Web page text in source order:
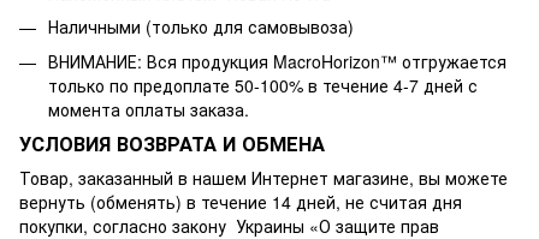
Наличными (только для самовывоза)
ВНИМАНИЕ: Вся продукция MacroHorizon™ отгружается
только по предоплате 50-100% в течение 4-7 дней с
момента оплаты заказа.
УСЛОВИЯ ВОЗВРАТА И ОБМЕНА
Товар, заказанный в нашем Интернет магазине, вы можете
вернуть (обменять) в течение 14 дней, не считая дня
покупки, согласно закону Украины «О защите прав